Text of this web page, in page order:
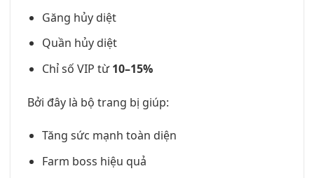
Găng hủy diệt
Quần hủy diệt
Chỉ số VIP từ10–15%
Bởi đây là bộ trang bị giúp:
Tăng sức mạnh toàn diện
Farm boss hiệu quả